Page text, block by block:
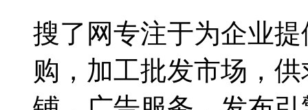
搜了网专注于为企业
购，加工批发市场，